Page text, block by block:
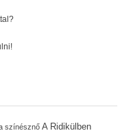
színésznő A Ridikülben